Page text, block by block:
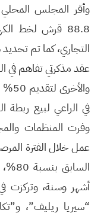
وأقر المجلس
التجاري، كما تم تحديد
عقد مذكرتي تفاهم في
في الراعي لبيع ربطة
أشهر وسنة، وتركزت
“سيريا ريليف”،